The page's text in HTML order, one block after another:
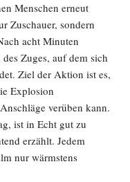
Menschen erneut
Zuschauer, sondern
acht Minuten
Zuges, auf dem sich
Ziel der Aktion ist es,
Explosion
verüben kann.
ist in Echt gut zu
erzählt. Jedem
nur wärmstens